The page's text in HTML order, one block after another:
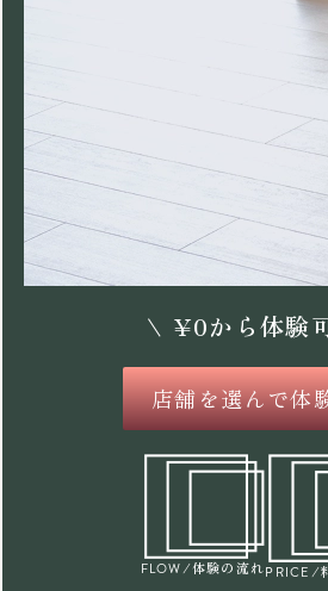
\ ¥0から体験
店舗を選んで体
FLOW /体験の流れPRICE /